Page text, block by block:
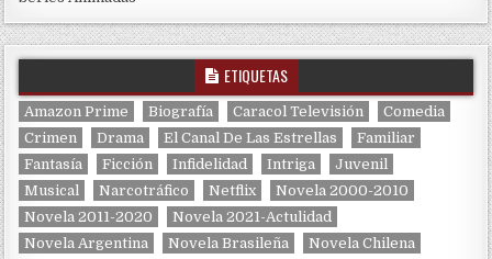
ETIQUETAS
Amazon Prime Biografía Caracol Televisión
Comedia
Crimen
Drama El Canal De Las Estrellas
Familiar
Fantasía
Ficción Infidelidad Intriga
Juvenil
Musical
Narcotráfico Netflix
Novela 2000-2010
Novela 2011-2020
Novela 2021-Actulidad
Novela Argentina
Novela Brasileña Novela Chilena